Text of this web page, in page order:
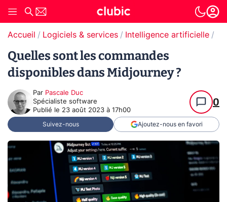
Accueil Logiciels & services Intelligence artificielle
Quelles sont les commandes
disponibles dans Midjourney ?
Par Pascale Duc
Spécialiste software
Publié le 23 août 2023 à 17h00
0
Suivez-nous Ajoutez-nous en favori